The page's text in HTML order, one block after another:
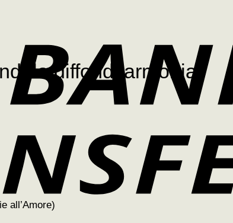
diffondi armonia
all’Amore)